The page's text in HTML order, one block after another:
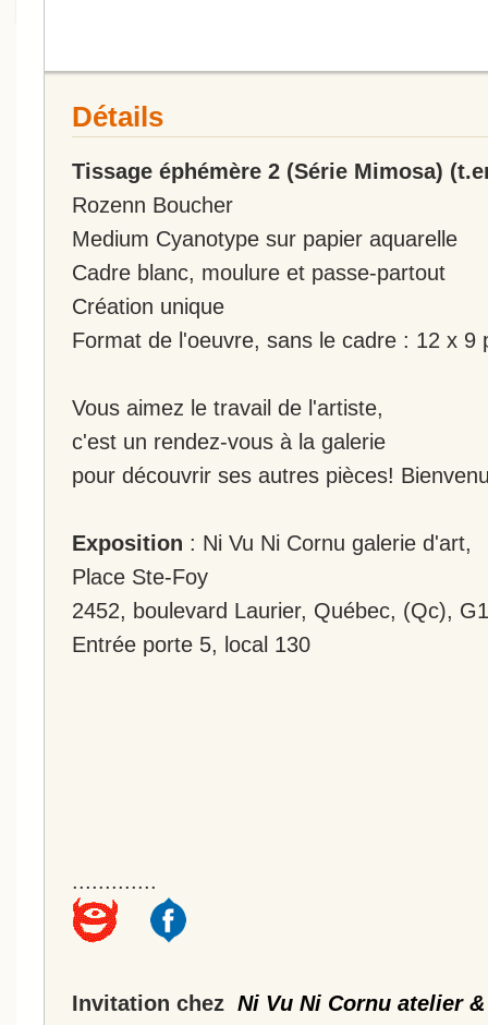
Détails
Tissage éphémère 2 (Série Mimosa)
Rozenn Boucher
Medium Cyanotype sur papier aquarelle
Cadre blanc, moulure et passe-partout
Création unique
Format de l'oeuvre, sans le cadre : 12 x 9
Vous aimez le travail de l'artiste,
c'est un rendez-vous à la galerie
pour découvrir ses autres pièces!
Exposition : Ni Vu Ni Cornu galerie d'art,
Place Ste-Foy
2452, boulevard Laurier, Québec, (Qc),
Entrée porte 5, local 130
.............
Invitation chez Ni Vu Ni Cornu atelier